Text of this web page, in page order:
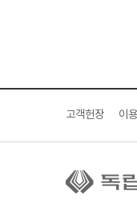
고객헌장 이